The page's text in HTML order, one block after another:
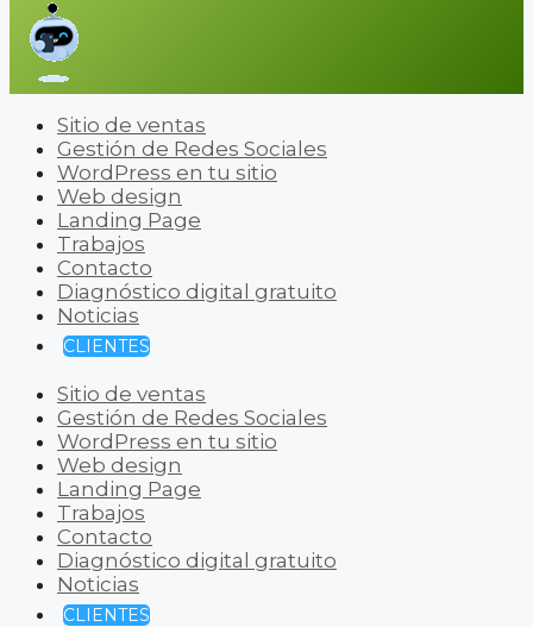
Sitio de ventas
Gestión de Redes Sociales
WordPress en tu sitio
Web design
Landing Page
Trabajos
Contacto
Diagnóstico digital gratuito
Noticias
CLIENTES
Sitio de ventas
Gestión de Redes Sociales
WordPress en tu sitio
Web design
Landing Page
Trabajos
Contacto
Diagnóstico digital gratuito
Noticias
CLIENTES